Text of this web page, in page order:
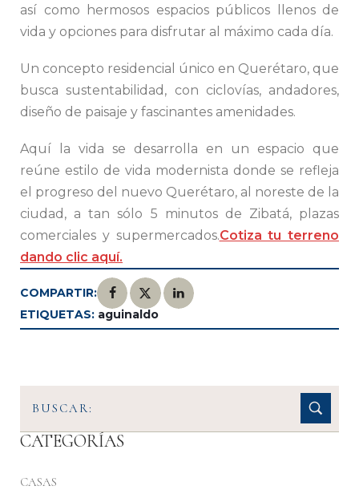
así como hermosos espacios públicos llenos de
vida y opciones para disfrutar al máximo cada día.
Un concepto residencial único en Querétaro, que
busca sustentabilidad, con ciclovías, andadores,
diseño de paisaje y fascinantes amenidades.
Aquí la vida se desarrolla en un espacio que
reúne estilo de vida modernista donde se refleja
el progreso del nuevo Querétaro, al noreste de la
ciudad, a tan sólo 5 minutos de Zibatá, plazas
comerciales y supermercados.Cotiza tu terreno
dando clic aquí.
COMPARTIR:
ETIQUETAS: aguinaldo
CATEGORÍAS
CASAS